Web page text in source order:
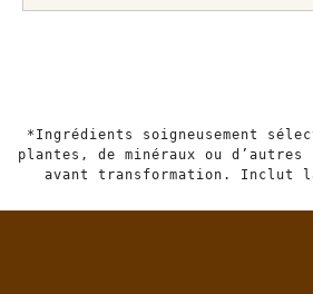
*Ingrédients soigneusement
plantes, de minéraux ou
avant transformation. Inclut